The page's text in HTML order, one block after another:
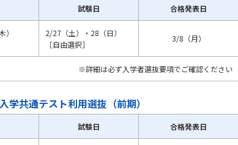
試験日 合格発表日
2/27（土）・28（日）
［自由選択］
3/8（月）
※詳細は必ず入学者選抜要項でご確認ください
学共通テスト利用選抜（前期）
試験日 合格発表日